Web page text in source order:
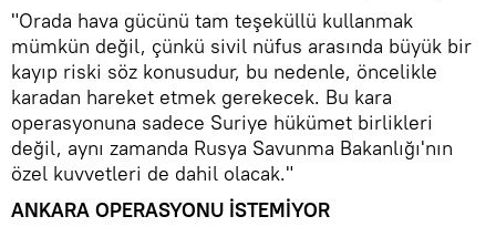
"Orada hava gücünü tam teşeküllü kullanmak
mümkün değil, çünkü sivil nüfus arasında büyük bir
kayıp riski söz konusudur, bu nedenle, öncelikle
karadan hareket etmek gerekecek. Bu kara
operasyonuna sadece Suriye hükümet birlikleri
değil, aynı zamanda Rusya Savunma Bakanlığı'nın
özel kuvvetleri de dahil olacak."
ANKARA OPERASYONU İSTEMİYOR